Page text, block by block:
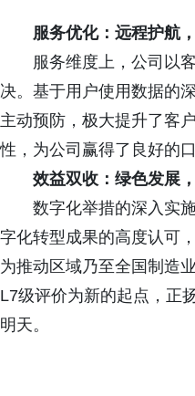
服务优化：远程护航
服务维度上，公司以
决。基于用户使用数据的
主动预防，极大提升了客
性，为公司赢得了良好的
效益双收：绿色发展
数字化举措的深入实
字化转型成果的高度认可
为推动区域乃至全国制造
L7级评价为新的起点，正
明天。